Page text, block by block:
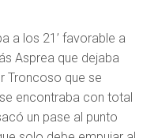
a los 21’ favorable a
Asprea que dejaba
Troncoso que se
encontraba con total
un pase al punto